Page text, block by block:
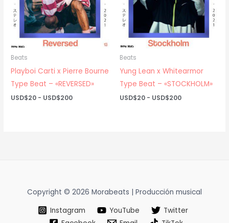
Beats
Playboi Carti x Pierre Bourne
Type Beat – «REVERSED»
USD$20 - USD$200Rango
Beats
Yung Lean x Whitearmor
Type Beat – «STOCKHOLM»
USD$20 - USD$200Rango
Copyright © 2026 Morabeats | Producción musical
Instagram
YouTube
Twitter